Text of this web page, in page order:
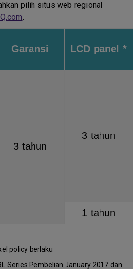
pilih situs web regional
.
Garansi LCD panel *
3 tahun
3 tahun
1 tahun
policy berlaku
Series Pembelian January 2017 dan